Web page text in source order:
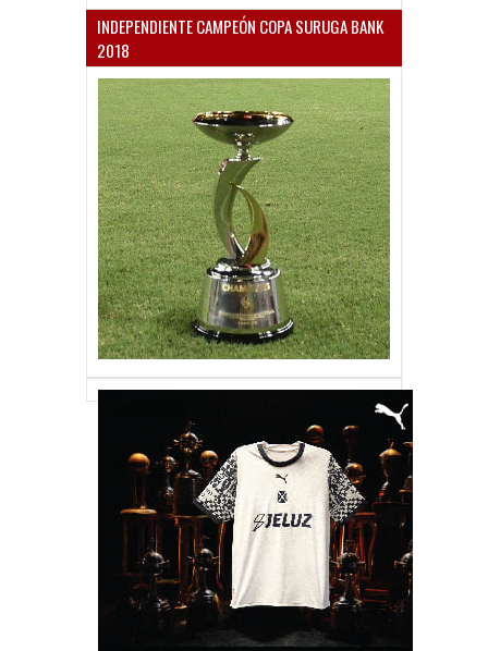
INDEPENDIENTE CAMPEÓN COPA SURUGA BANK
2018